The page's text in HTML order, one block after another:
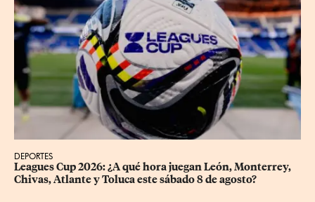
DEPORTES
Leagues Cup 2026: ¿A qué hora juegan León, Monterrey,
Chivas, Atlante y Toluca este sábado 8 de agosto?